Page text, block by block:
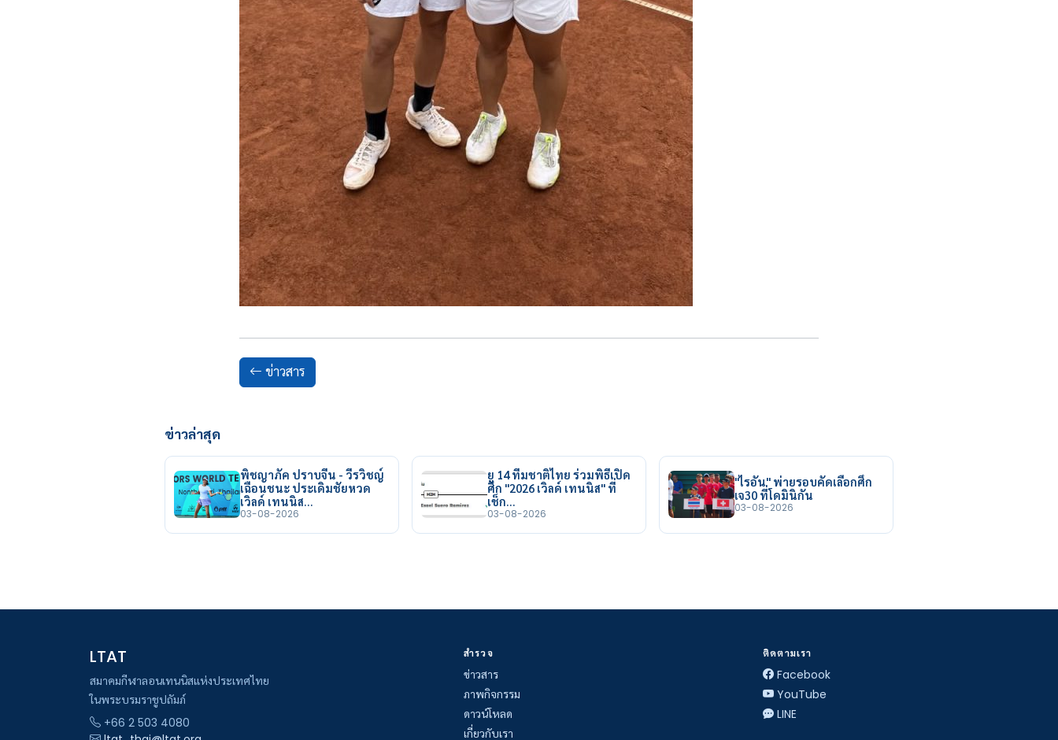
ข่าวสาร
ข่าวล่าสุด
พิชญาภัค ปราบจีน - วีรวิชญ์
เฉือนชนะ ประเดิมชัยหวด
เวิลด์ เทนนิส…
03-08-2026
ยู 14 ทีมชาติไทย ร่วมพิธีเปิด
ศึก "2026 เวิลด์ เทนนิส" ที่
เช็ก…
03-08-2026
"ไรอัน" พ่ายรอบคัดเลือกศึก
เจ30 ที่โดมินิกัน
03-08-2026
LTAT
สมาคมกีฬาลอนเทนนิสแห่งประเทศไทย
ในพระบรมราชูปถัมภ์
+66 2 503 4080
สำรวจ
ข่าวสาร
ภาพกิจกรรม
ดาวน์โหลด
เกี่ยวกับเรา
ติดตามเรา
Facebook
YouTube
LINE